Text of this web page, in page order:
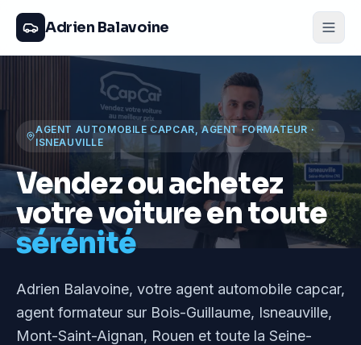
Adrien Balavoine
AGENT AUTOMOBILE CAPCAR, AGENT FORMATEUR ·
ISNEAUVILLE
Vendez ou achetez
votre voiture en toute
sérénité
Adrien Balavoine, votre agent automobile capcar,
agent formateur sur Bois-Guillaume, Isneauville,
Mont-Saint-Aignan, Rouen et toute la Seine-